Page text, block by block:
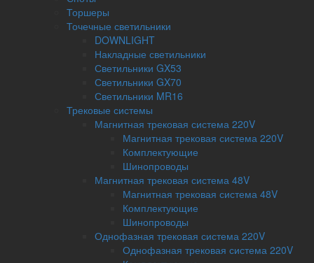
Торшеры
Точечные светильники
DOWNLIGHT
Накладные светильники
Светильники GX53
Светильники GX70
Светильники MR16
Трековые системы
Магнитная трековая система 220V
Магнитная трековая система 220V
Комплектующие
Шинопроводы
Магнитная трековая система 48V
Магнитная трековая система 48V
Комплектующие
Шинопроводы
Однофазная трековая система 220V
Однофазная трековая система 220V